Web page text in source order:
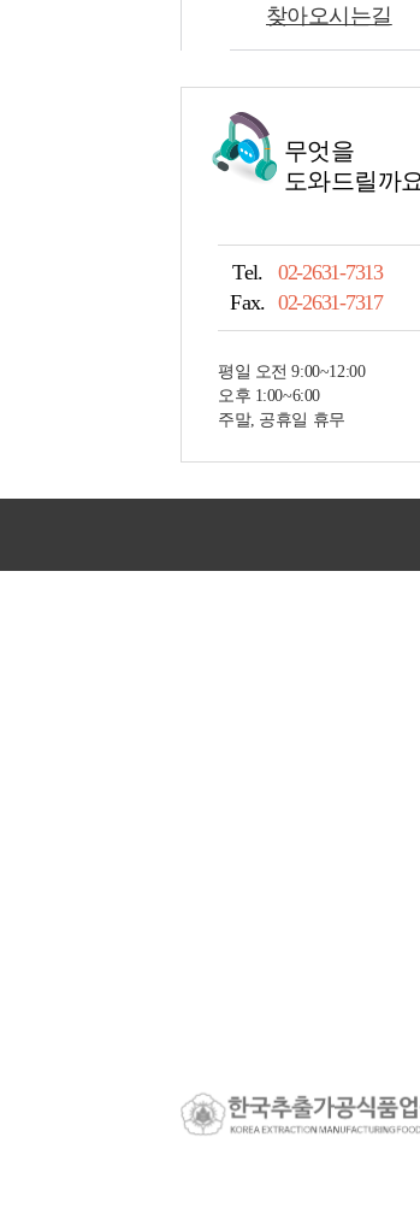
찾아오시는길
무엇을
도와드릴까
Tel.
02-2631-7313
Fax. 02-2631-7317
평일 오전 9:00~12:00
오후 1:00~6:00
주말, 공휴일 휴무